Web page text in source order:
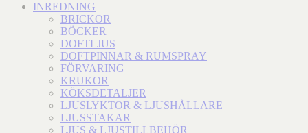
INREDNING
BRICKOR
BÖCKER
DOFTLJUS
DOFTPINNAR & RUMSPRAY
FÖRVARING
KRUKOR
KÖKSDETALJER
LJUSLYKTOR & LJUSHÅLLARE
LJUSSTAKAR
LJUS & LJUSTILLBEHÖR